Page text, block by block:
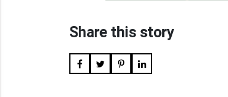
Share this story